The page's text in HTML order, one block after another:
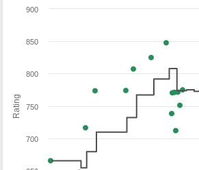
Rating
700
750
800
850
900